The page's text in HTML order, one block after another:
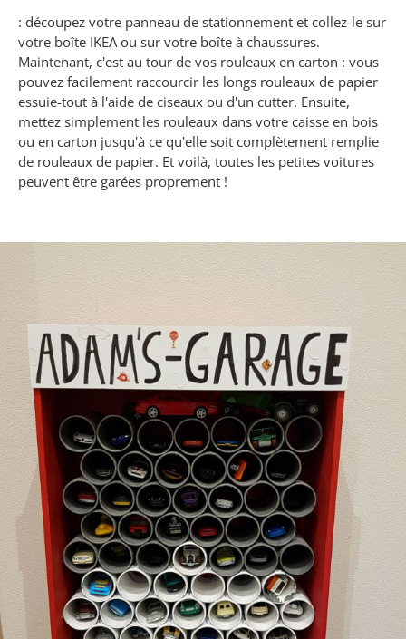
: découpez votre panneau de stationnement et collez-le sur
votre boîte IKEA ou sur votre boîte à chaussures.
Maintenant, c'est au tour de vos rouleaux en carton : vous
pouvez facilement raccourcir les longs rouleaux de papier
essuie-tout à l'aide de ciseaux ou d'un cutter. Ensuite,
mettez simplement les rouleaux dans votre caisse en bois
ou en carton jusqu'à ce qu'elle soit complètement remplie
de rouleaux de papier. Et voilà, toutes les petites voitures
peuvent être garées proprement !